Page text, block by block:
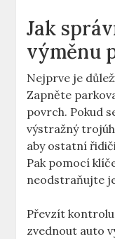
Jak
výměnu
Nejprve je
Zapněte
povrch. Pokud
výstražný
aby ostatní
Pak pomocí
‌neodstraňujte
Převzít
zvednout auto